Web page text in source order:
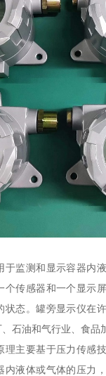
于监测和显示容器内
个传感器和一个显示
状态。罐旁显示仪在
石油和气行业、食品
理主要基于压力传感
内液体或气体的压力